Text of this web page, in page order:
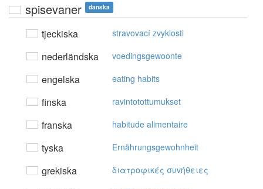
spisevaner danska
tjeckiska stravovací zvyklosti
nederländska voedingsgewoonte
engelska eating habits
finska ravintotottumukset
franska habitude alimentaire
tyska Ernährungsgewohnheit
grekiska διατρoφικές συvήθειες